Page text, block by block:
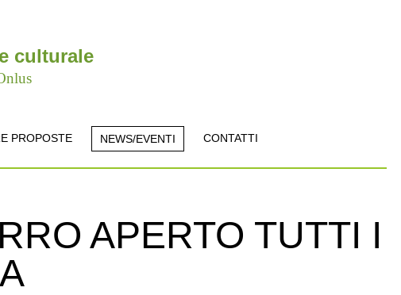
culturale
PROPOSTE NEWS/EVENTI CONTATTI
APERTO TUTTI I